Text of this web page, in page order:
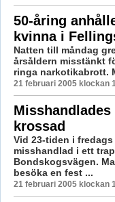
50-åring
kvinna i
Natten till måndag
årsåldern misstänkt
ringa narkotikabrott.
21 februari 2005 klockan
krossad
Vid 23-tiden i
misshandlad i ett
Bondskogsvägen.
besöka en fest ...
21 februari 2005 klockan